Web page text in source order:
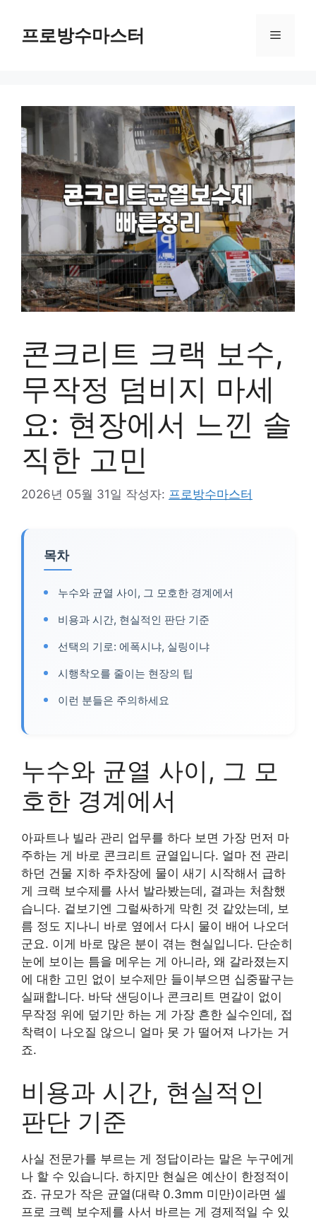
프로방수마스터 메
콘크리트 크랙 보수,
무작정 덤비지 마세
요: 현장에서 느낀 솔
직한 고민
2026년 05월 31일 작성자: 프로방수마스터
목차
누수와 균열 사이, 그 모호한 경계에서
비용과 시간, 현실적인 판단 기준
선택의 기로: 에폭시냐, 실링이냐
시행착오를 줄이는 현장의 팁
이런 분들은 주의하세요
누수와 균열 사이, 그 모
호한 경계에서
아파트나 빌라 관리 업무를 하다 보면 가장 먼저 마
주하는 게 바로 콘크리트 균열입니다. 얼마 전 관리
하던 건물 지하 주차장에 물이 새기 시작해서 급하
게 크랙 보수제를 사서 발라봤는데, 결과는 처참했
습니다. 겉보기엔 그럴싸하게 막힌 것 같았는데, 보
름 정도 지나니 바로 옆에서 다시 물이 배어 나오더
군요. 이게 바로 많은 분이 겪는 현실입니다. 단순히
눈에 보이는 틈을 메우는 게 아니라, 왜 갈라졌는지
에 대한 고민 없이 보수제만 들이부으면 십중팔구는
실패합니다. 바닥 샌딩이나 콘크리트 면갈이 없이
무작정 위에 덮기만 하는 게 가장 흔한 실수인데, 접
착력이 나오질 않으니 얼마 못 가 떨어져 나가는 거
죠.
비용과 시간, 현실적인
판단 기준
사실 전문가를 부르는 게 정답이라는 말은 누구에게
나 할 수 있습니다. 하지만 현실은 예산이 한정적이
죠. 규모가 작은 균열(대략 0.3mm 미만)이라면 셀
프로 크렉 보수제를 사서 바르는 게 경제적일 수 있